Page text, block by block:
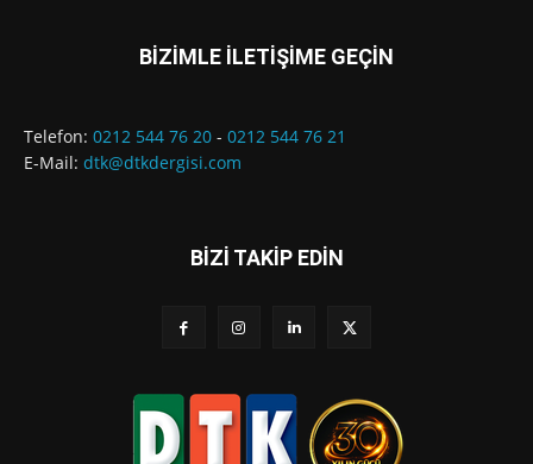
BİZİMLE İLETİŞİME GEÇİN
Telefon: 0212 544 76 20 - 0212 544 76 21
E-Mail: dtk@dtkdergisi.com
BİZİ TAKİP EDİN